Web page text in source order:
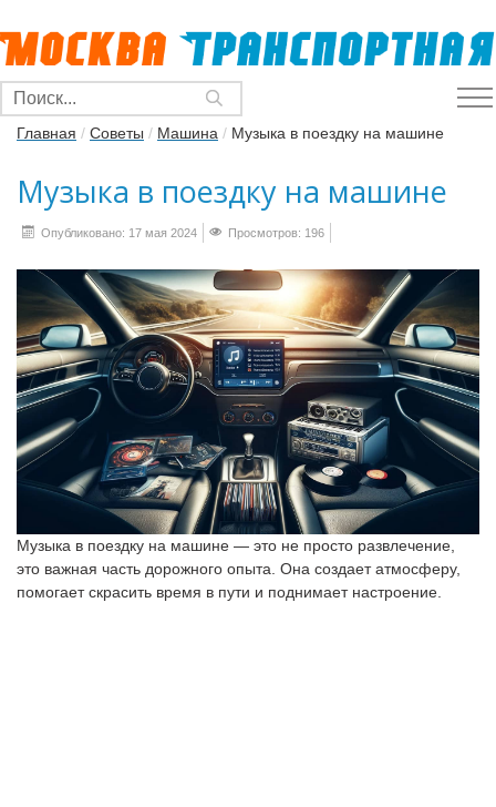
Главная / Советы / Машина / Музыка в поездку на машине
Музыка в поездку на машине
Опубликовано: 17 мая 2024 Просмотров: 196
Музыка в поездку на машине — это не просто развлечение,
это важная часть дорожного опыта. Она создает атмосферу,
помогает скрасить время в пути и поднимает настроение.